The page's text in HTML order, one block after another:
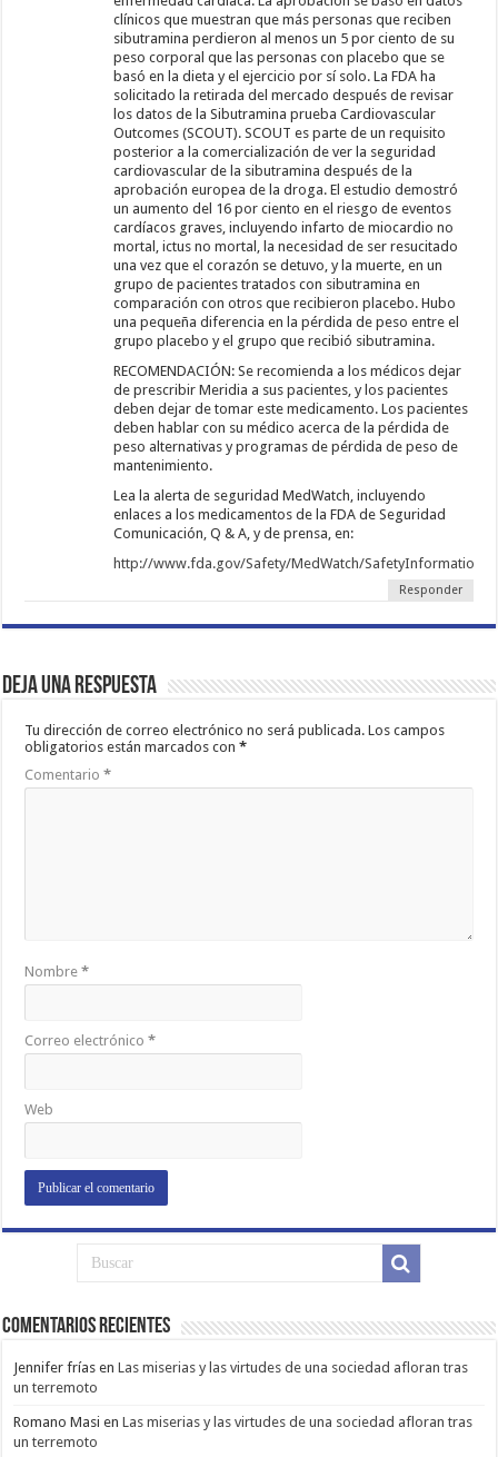
clínicos que muestran que más personas que reciben
sibutramina perdieron al menos un 5 por ciento de su
peso corporal que las personas con placebo que se
basó en la dieta y el ejercicio por sí solo. La FDA ha
solicitado la retirada del mercado después de revisar
los datos de la Sibutramina prueba Cardiovascular
Outcomes (SCOUT). SCOUT es parte de un requisito
posterior a la comercialización de ver la seguridad
cardiovascular de la sibutramina después de la
aprobación europea de la droga. El estudio demostró
un aumento del 16 por ciento en el riesgo de eventos
cardíacos graves, incluyendo infarto de miocardio no
mortal, ictus no mortal, la necesidad de ser resucitado
una vez que el corazón se detuvo, y la muerte, en un
grupo de pacientes tratados con sibutramina en
comparación con otros que recibieron placebo. Hubo
una pequeña diferencia en la pérdida de peso entre el
grupo placebo y el grupo que recibió sibutramina.
RECOMENDACIÓN: Se recomienda a los médicos dejar
de prescribir Meridia a sus pacientes, y los pacientes
deben dejar de tomar este medicamento. Los pacientes
deben hablar con su médico acerca de la pérdida de
peso alternativas y programas de pérdida de peso de
mantenimiento.
Lea la alerta de seguridad MedWatch, incluyendo
enlaces a los medicamentos de la FDA de Seguridad
Comunicación, Q & A, y de prensa, en:
http://www.fda.gov/Safety/MedWatch/SafetyInformation/
Responder
Deja una respuesta
Tu dirección de correo electrónico no será publicada. Los campos
obligatorios están marcados con*
Comentario*
Nombre*
Correo electrónico*
Web
Comentarios Recientes
Jennifer frías enLas miserias y las virtudes de una sociedad afloran tras
un terremoto
Romano Masi enLas miserias y las virtudes de una sociedad afloran tras
un terremoto